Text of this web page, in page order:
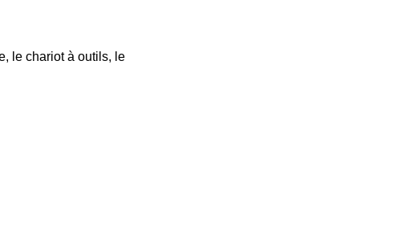
le chariot à outils, le